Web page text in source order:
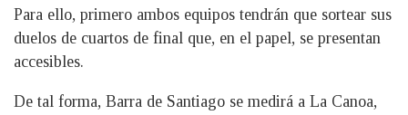
Para ello, primero ambos equipos tendrán que sortear sus
duelos de cuartos de final que, en el papel, se presentan
accesibles.
De tal forma, Barra de Santiago se medirá a La Canoa,